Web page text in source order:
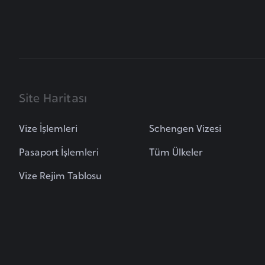
Site Haritası
Vize İşlemleri
Pasaport İşlemleri
Vize Rejim Tablosu
Schengen Vizesi
Tüm Ülkeler
y
t
C